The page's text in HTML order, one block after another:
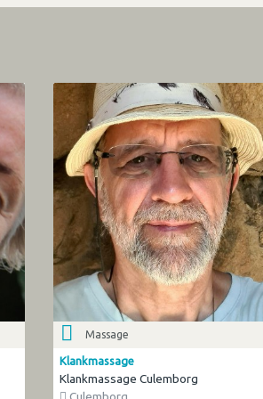
Massage
Klankmassage
Klankmassage Culemborg
Culemborg